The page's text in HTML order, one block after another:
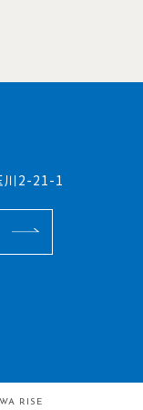
川2-21-1
RISE